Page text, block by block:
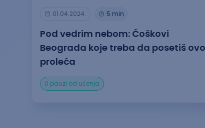
01.04.2024. 5 min
Pod vedrim nebom: Ćoškovi
Beograda koje treba da posetiš
proleća
U pauzi od učenja